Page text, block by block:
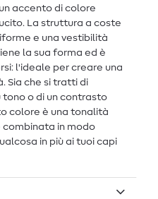
accento di colore
La struttura a coste
e una vestibilità
la sua forma ed è
l'ideale per creare una
Sia che si tratti di
tono o di un contrasto
colore è una tonalità
combinata in modo
in più ai tuoi capi